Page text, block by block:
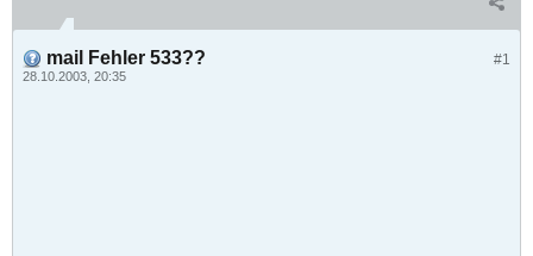
#1
mail Fehler 533??
28.10.2003, 20:35